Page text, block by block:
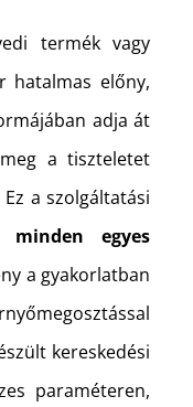
termék vagy
hatalmas előny,
adja át
a tiszteletet
a szolgáltatási
egyes
a gyakorlatban
kereskedési
paraméteren,